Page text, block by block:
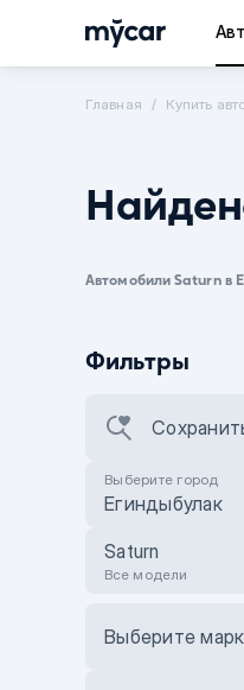
Главная Купить
Автомобили Saturn в
Фильтры
Выберите город
Егиндыбулак
Saturn
Все модели
Выберите